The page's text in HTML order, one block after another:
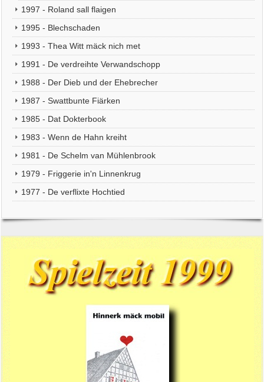
1997 - Roland sall flaigen
1995 - Blechschaden
1993 - Thea Witt mäck nich met
1991 - De verdreihte Verwandschopp
1988 - Der Dieb und der Ehebrecher
1987 - Swattbunte Fiärken
1985 - Dat Dokterbook
1983 - Wenn de Hahn kreiht
1981 - De Schelm van Mühlenbrook
1979 - Friggerie in'n Linnenkrug
1977 - De verflixte Hochtied